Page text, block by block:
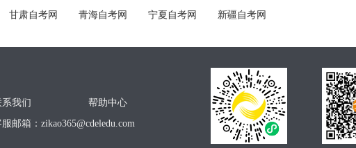
甘肃自考网 青海自考网 宁夏自考网 新疆自考网
系我们
帮助中心
邮箱： zikao365@cdeledu.com